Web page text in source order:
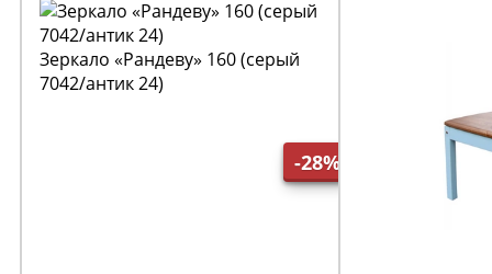
-28%
Зеркало «Рандеву» 160 (серый
7042/антик 24)